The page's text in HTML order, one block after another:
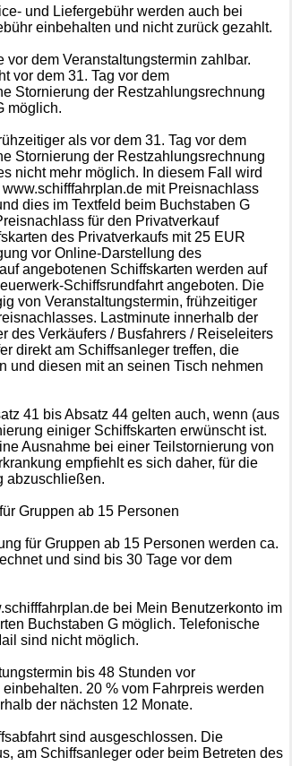
und Liefergebühr werden auch bei
einbehalten und nicht zurück gezahlt.
dem Veranstaltungstermin zahlbar.
vor dem 31. Tag vor dem
Stornierung der Restzahlungsrechnung
möglich.
als vor dem 31. Tag vor dem
Stornierung der Restzahlungsrechnung
nicht mehr möglich. In diesem Fall wird
mit Preisnachlass
dies im Textfeld beim Buchstaben G
für den Privatverkauf
des Privatverkaufs mit 25 EUR
vor Online-Darstellung des
angebotenen Schiffskarten werden auf
Schiffsrundfahrt angeboten. Die
von Veranstaltungstermin, frühzeitiger
Lastminute innerhalb der
des Verkäufers / Busfahrers / Reiseleiters
direkt am Schiffsanleger treffen, die
und diesen mit an seinen Tisch nehmen
41 bis Absatz 44 gelten auch, wenn (aus
einiger Schiffskarten erwünscht ist.
Ausnahme bei einer Teilstornierung von
empfiehlt es sich daher, für die
abzuschließen.
Gruppen ab 15 Personen
für Gruppen ab 15 Personen werden ca.
und sind bis 30 Tage vor dem
bei Mein Benutzerkonto im
Buchstaben G möglich. Telefonische
sind nicht möglich.
bis 48 Stunden vor
20 % vom Fahrpreis werden
der nächsten 12 Monate.
sind ausgeschlossen. Die
am Schiffsanleger oder beim Betreten des